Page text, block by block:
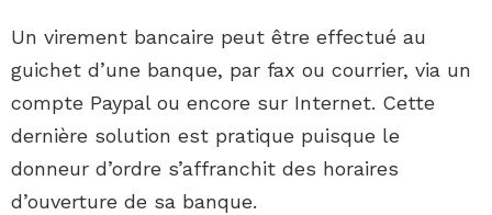
Un virement bancaire peut être effectué au
guichet d’une banque, par fax ou courrier, via un
compte Paypal ou encore sur Internet. Cette
dernière solution est pratique puisque le
donneur d’ordre s’affranchit des horaires
d’ouverture de sa banque.